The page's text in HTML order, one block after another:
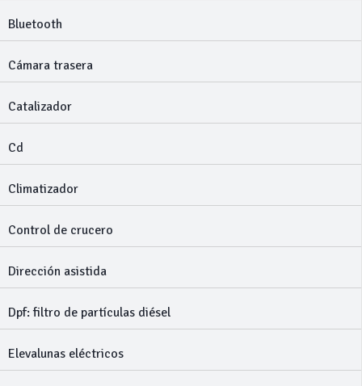
Bluetooth
Cámara trasera
Catalizador
Cd
Climatizador
Control de crucero
Dirección asistida
Dpf: filtro de partículas diésel
Elevalunas eléctricos